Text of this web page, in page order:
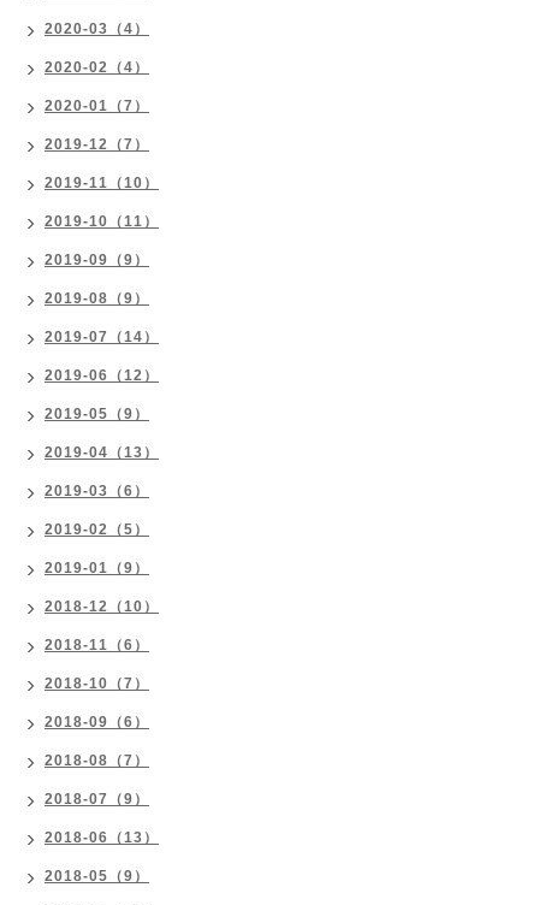
2020-03（4）
2020-02（4）
2020-01（7）
2019-12（7）
2019-11（10）
2019-10（11）
2019-09（9）
2019-08（9）
2019-07（14）
2019-06（12）
2019-05（9）
2019-04（13）
2019-03（6）
2019-02（5）
2019-01（9）
2018-12（10）
2018-11（6）
2018-10（7）
2018-09（6）
2018-08（7）
2018-07（9）
2018-06（13）
2018-05（9）